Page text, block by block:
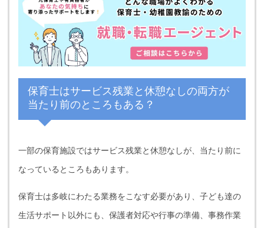
保育士はサービス残業と休憩なしの両方が
当たり前のところもある？
一部の保育施設ではサービス残業と休憩なしが、当たり前に
なっているところもあります。
保育士は多岐にわたる業務をこなす必要があり、子ども達の
生活サポート以外にも、保護者対応や行事の準備、事務作業